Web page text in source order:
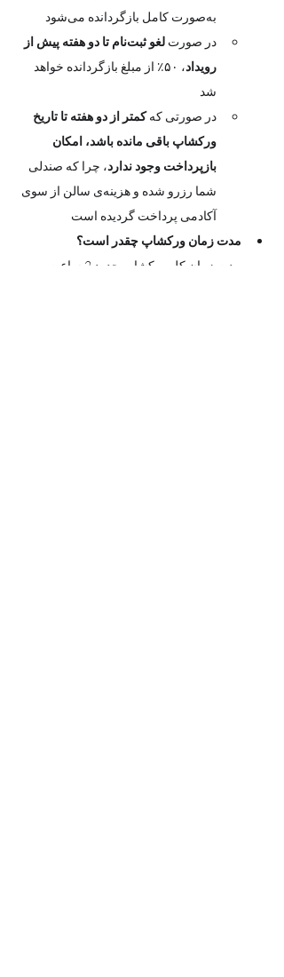
به‌صورت کامل بازگردانده می‌شود
در صورت
لغو ثبت‌نام تا دو هفته پیش از
رویداد
، ۵۰٪ از مبلغ بازگردانده خواهد
شد
در صورتی که کمتر از دو هفته تا تاریخ
ورکشاپ باقی مانده باشد، امکان
بازپرداخت وجود ندارد، چرا که صندلی
شما رزرو شده و هزینه‌ی سالن از سوی
آکادمی پرداخت گردیده است
مدت زمان ورکشاپ چقدر است؟
مدت زمان کل ورکشاپ حدود 2 ساعت